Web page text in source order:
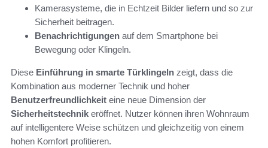
Kamerasysteme, die in Echtzeit Bilder liefern und so zur
Sicherheit beitragen.
Benachrichtigungen auf dem Smartphone bei
Bewegung oder Klingeln.
Diese Einführung in smarte Türklingeln zeigt, dass die
Kombination aus moderner Technik und hoher
Benutzerfreundlichkeit eine neue Dimension der
Sicherheitstechnik eröffnet. Nutzer können ihren Wohnraum
auf intelligentere Weise schützen und gleichzeitig von einem
hohen Komfort profitieren.